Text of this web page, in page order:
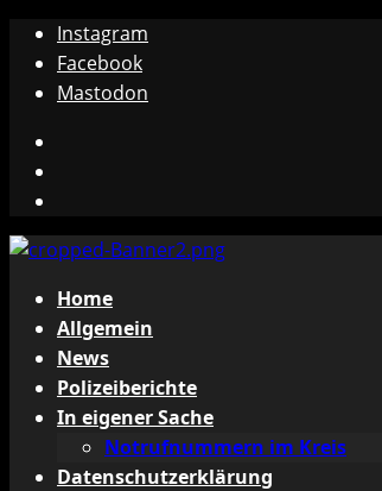
Zum
Inhalt
springen
Instagram
Facebook
Mastodon
Primäres
Menü
Home
Allgemein
News
Polizeiberichte
In eigener Sache
Notrufnummern im Kreis
Datenschutzerklärung